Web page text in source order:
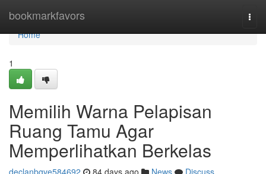
bookmarkfavors
Home
Home
1
Memilih Warna Pelapisan
Ruang Tamu Agar
Memperlihatkan Berkelas
declanbgve584692 84 days ago News
Discuss